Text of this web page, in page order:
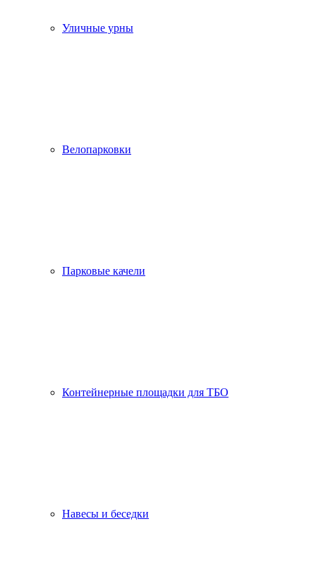
Уличные урны
Велопарковки
Парковые качели
Контейнерные площадки для ТБО
Навесы и беседки